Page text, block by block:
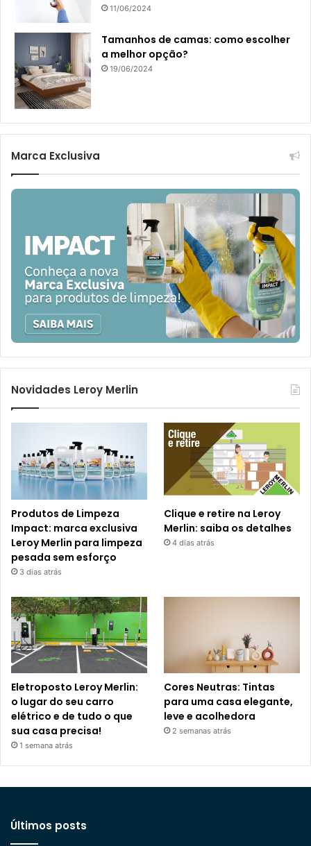
11/06/2024
Tamanhos de camas: como escolher
a melhor opção?
19/06/2024
Marca Exclusiva
Novidades Leroy Merlin
Produtos de Limpeza
Impact: marca exclusiva
Leroy Merlin para limpeza
pesada sem esforço
3 dias atrás
Clique e retire na Leroy
Merlin: saiba os detalhes
4 dias atrás
Eletroposto Leroy Merlin:
o lugar do seu carro
elétrico e de tudo o que
sua casa precisa!
1 semana atrás
Cores Neutras: Tintas
para uma casa elegante,
leve e acolhedora
2 semanas atrás
Últimos posts